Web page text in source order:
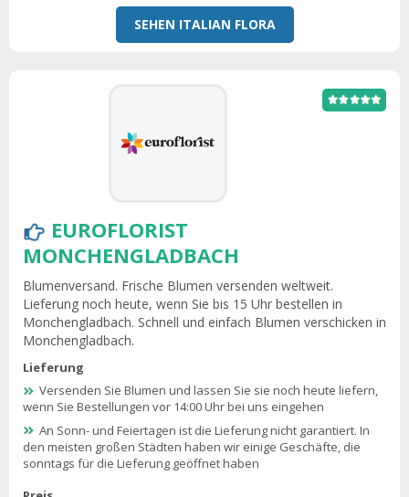
SEHEN ITALIAN FLORA
EUROFLORIST
MONCHENGLADBACH
Blumenversand. Frische Blumen versenden weltweit.
Lieferung noch heute, wenn Sie bis 15 Uhr bestellen in
Monchengladbach. Schnell und einfach Blumen verschicken in
Monchengladbach.
Lieferung
Versenden Sie Blumen und lassen Sie sie noch heute liefern,
wenn Sie Bestellungen vor 14:00 Uhr bei uns eingehen
An Sonn- und Feiertagen ist die Lieferung nicht garantiert. In
den meisten großen Städten haben wir einige Geschäfte, die
sonntags für die Lieferung geöffnet haben